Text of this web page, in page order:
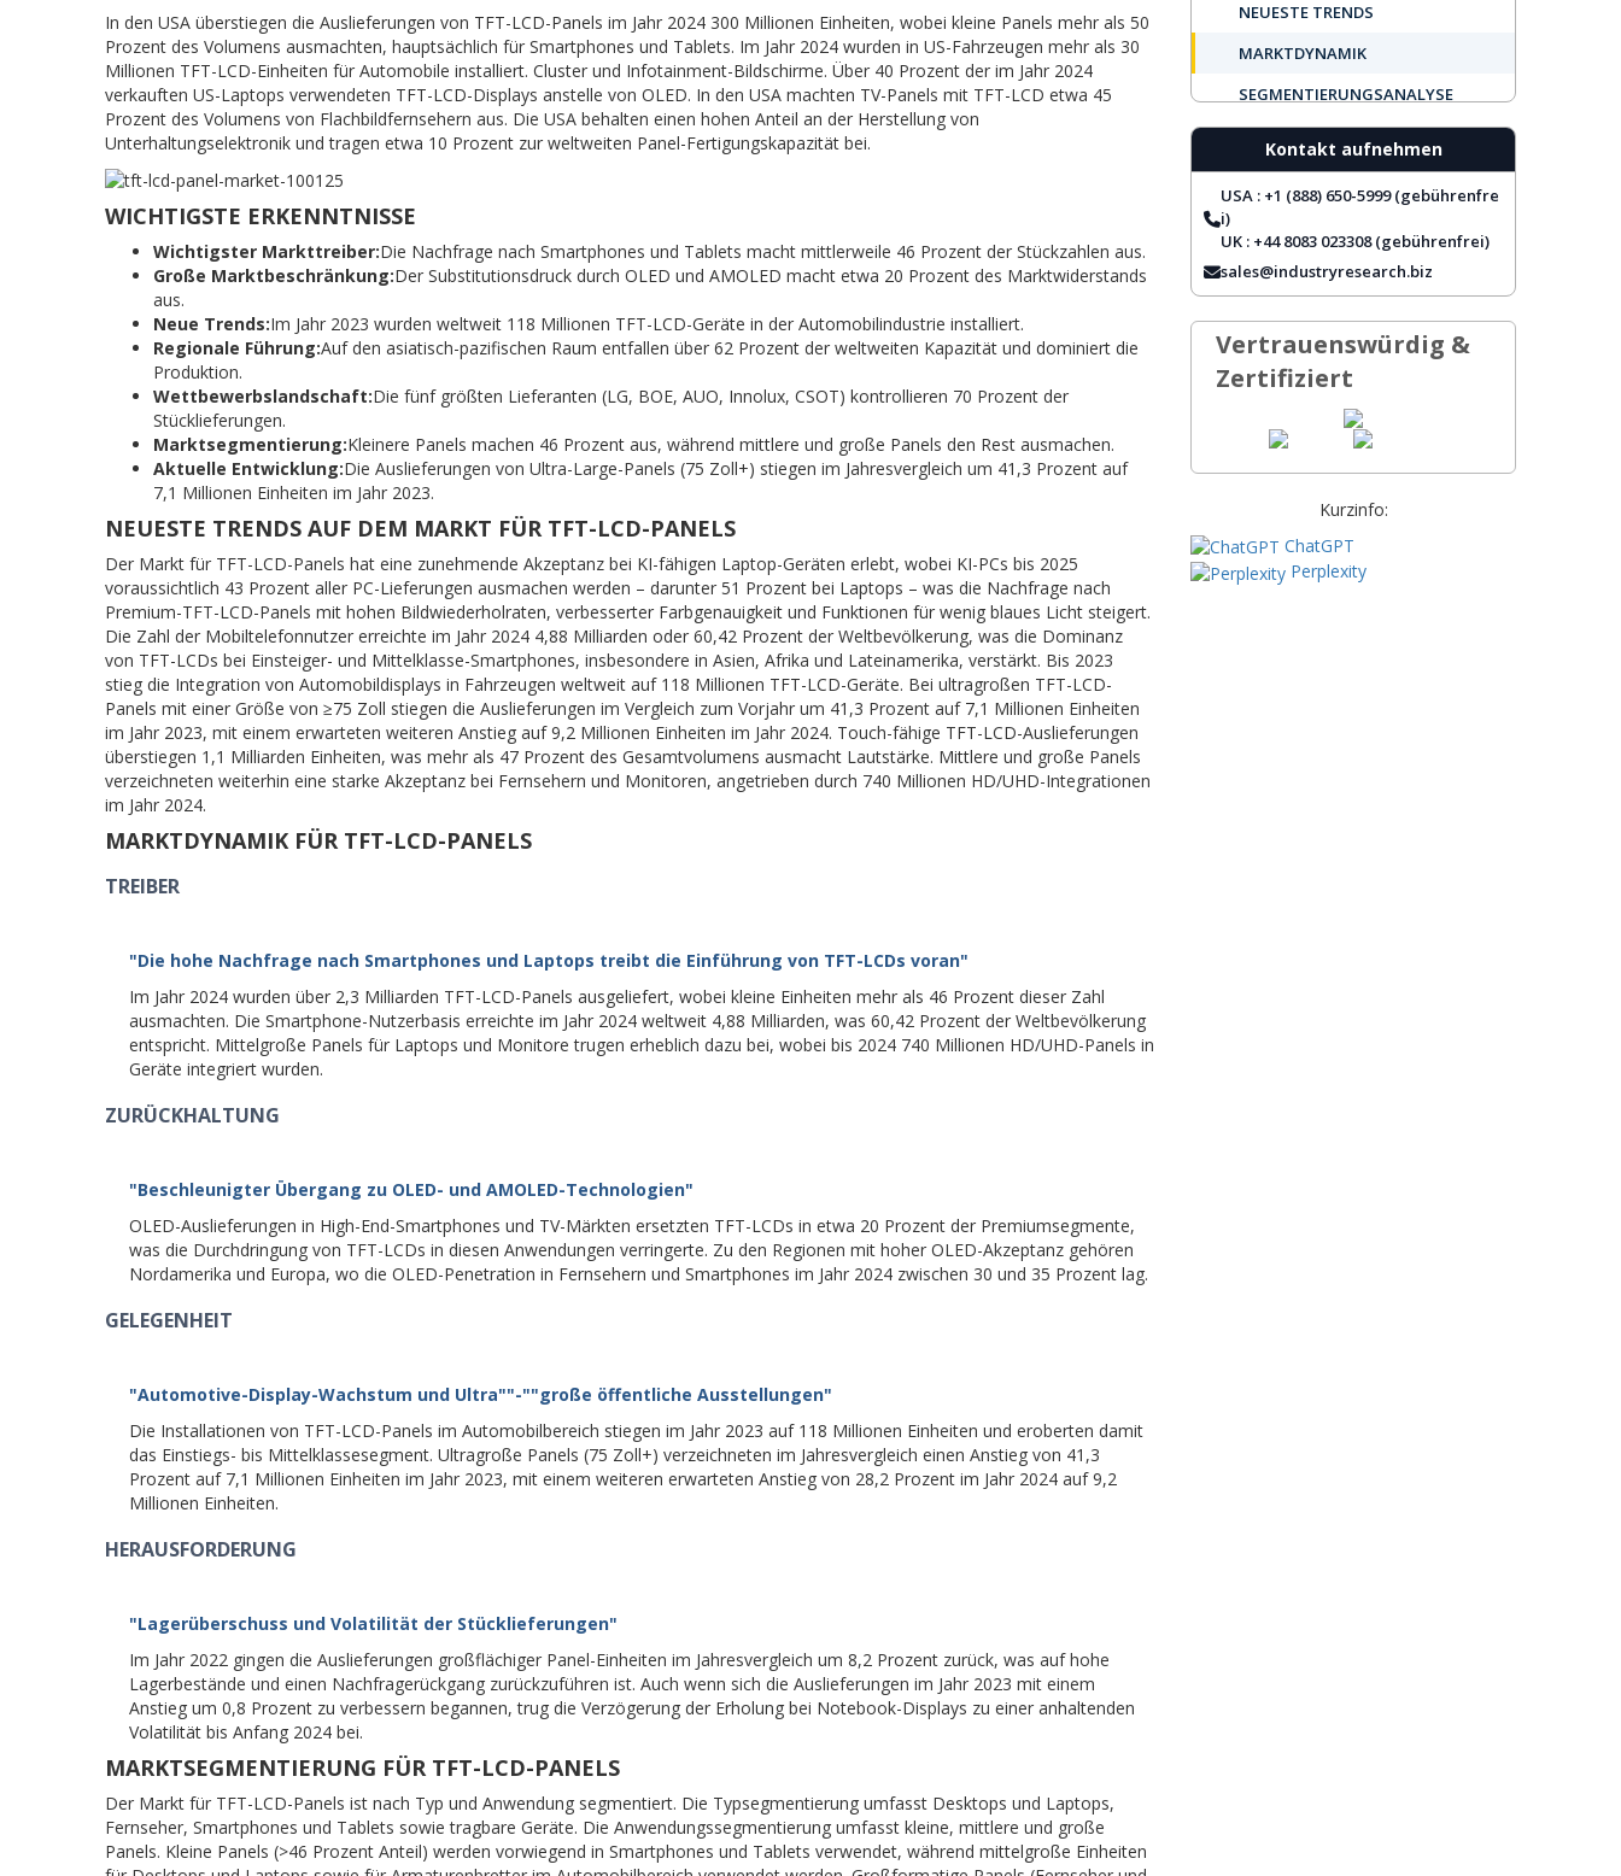
In den USA überstiegen die Auslieferungen von TFT-LCD-Panels im Jahr 2024 300 Millionen Einheiten, wobei kleine Panels mehr als 50
Prozent des Volumens ausmachten, hauptsächlich für Smartphones und Tablets. Im Jahr 2024 wurden in US-Fahrzeugen mehr als 30
Millionen TFT-LCD-Einheiten für Automobile installiert. Cluster und Infotainment-Bildschirme. Über 40 Prozent der im Jahr 2024
verkauften US-Laptops verwendeten TFT-LCD-Displays anstelle von OLED. In den USA machten TV-Panels mit TFT-LCD etwa 45
Prozent des Volumens von Flachbildfernsehern aus. Die USA behalten einen hohen Anteil an der Herstellung von
Unterhaltungselektronik und tragen etwa 10 Prozent zur weltweiten Panel-Fertigungskapazität bei.
WICHTIGSTE ERKENNTNISSE
Wichtigster Markttreiber:Die Nachfrage nach Smartphones und Tablets macht mittlerweile 46 Prozent der Stückzahlen aus.
Große Marktbeschränkung:Der Substitutionsdruck durch OLED und AMOLED macht etwa 20 Prozent des Marktwiderstands
aus.
Neue Trends:Im Jahr 2023 wurden weltweit 118 Millionen TFT-LCD-Geräte in der Automobilindustrie installiert.
Regionale Führung:Auf den asiatisch-pazifischen Raum entfallen über 62 Prozent der weltweiten Kapazität und dominiert die
Produktion.
Wettbewerbslandschaft:Die fünf größten Lieferanten (LG, BOE, AUO, Innolux, CSOT) kontrollieren 70 Prozent der
Stücklieferungen.
Marktsegmentierung:Kleinere Panels machen 46 Prozent aus, während mittlere und große Panels den Rest ausmachen.
Aktuelle Entwicklung:Die Auslieferungen von Ultra-Large-Panels (75 Zoll+) stiegen im Jahresvergleich um 41,3 Prozent auf
7,1 Millionen Einheiten im Jahr 2023.
NEUESTE TRENDS AUF DEM MARKT FÜR TFT-LCD-PANELS
Der Markt für TFT-LCD-Panels hat eine zunehmende Akzeptanz bei KI-fähigen Laptop-Geräten erlebt, wobei KI-PCs bis 2025
voraussichtlich 43 Prozent aller PC-Lieferungen ausmachen werden – darunter 51 Prozent bei Laptops – was die Nachfrage nach
Premium-TFT-LCD-Panels mit hohen Bildwiederholraten, verbesserter Farbgenauigkeit und Funktionen für wenig blaues Licht steigert.
Die Zahl der Mobiltelefonnutzer erreichte im Jahr 2024 4,88 Milliarden oder 60,42 Prozent der Weltbevölkerung, was die Dominanz
von TFT-LCDs bei Einsteiger- und Mittelklasse-Smartphones, insbesondere in Asien, Afrika und Lateinamerika, verstärkt. Bis 2023
stieg die Integration von Automobildisplays in Fahrzeugen weltweit auf 118 Millionen TFT-LCD-Geräte. Bei ultragroßen TFT-LCD-
Panels mit einer Größe von ≥75 Zoll stiegen die Auslieferungen im Vergleich zum Vorjahr um 41,3 Prozent auf 7,1 Millionen Einheiten
im Jahr 2023, mit einem erwarteten weiteren Anstieg auf 9,2 Millionen Einheiten im Jahr 2024. Touch-fähige TFT-LCD-Auslieferungen
überstiegen 1,1 Milliarden Einheiten, was mehr als 47 Prozent des Gesamtvolumens ausmacht Lautstärke. Mittlere und große Panels
verzeichneten weiterhin eine starke Akzeptanz bei Fernsehern und Monitoren, angetrieben durch 740 Millionen HD/UHD-Integrationen
im Jahr 2024.
MARKTDYNAMIK FÜR TFT-LCD-PANELS
TREIBER
"Die hohe Nachfrage nach Smartphones und Laptops treibt die Einführung von TFT-LCDs voran"
Im Jahr 2024 wurden über 2,3 Milliarden TFT-LCD-Panels ausgeliefert, wobei kleine Einheiten mehr als 46 Prozent dieser Zahl
ausmachten. Die Smartphone-Nutzerbasis erreichte im Jahr 2024 weltweit 4,88 Milliarden, was 60,42 Prozent der Weltbevölkerung
entspricht. Mittelgroße Panels für Laptops und Monitore trugen erheblich dazu bei, wobei bis 2024 740 Millionen HD/UHD-Panels in
Geräte integriert wurden.
ZURÜCKHALTUNG
"Beschleunigter Übergang zu OLED- und AMOLED-Technologien"
OLED-Auslieferungen in High-End-Smartphones und TV-Märkten ersetzten TFT-LCDs in etwa 20 Prozent der Premiumsegmente,
was die Durchdringung von TFT-LCDs in diesen Anwendungen verringerte. Zu den Regionen mit hoher OLED-Akzeptanz gehören
Nordamerika und Europa, wo die OLED-Penetration in Fernsehern und Smartphones im Jahr 2024 zwischen 30 und 35 Prozent lag.
GELEGENHEIT
"Automotive-Display-Wachstum und Ultra""-""große öffentliche Ausstellungen"
Die Installationen von TFT-LCD-Panels im Automobilbereich stiegen im Jahr 2023 auf 118 Millionen Einheiten und eroberten damit
das Einstiegs- bis Mittelklassesegment. Ultragroße Panels (75 Zoll+) verzeichneten im Jahresvergleich einen Anstieg von 41,3
Prozent auf 7,1 Millionen Einheiten im Jahr 2023, mit einem weiteren erwarteten Anstieg von 28,2 Prozent im Jahr 2024 auf 9,2
Millionen Einheiten.
HERAUSFORDERUNG
"Lagerüberschuss und Volatilität der Stücklieferungen"
Im Jahr 2022 gingen die Auslieferungen großflächiger Panel-Einheiten im Jahresvergleich um 8,2 Prozent zurück, was auf hohe
Lagerbestände und einen Nachfragerückgang zurückzuführen ist. Auch wenn sich die Auslieferungen im Jahr 2023 mit einem
Anstieg um 0,8 Prozent zu verbessern begannen, trug die Verzögerung der Erholung bei Notebook-Displays zu einer anhaltenden
Volatilität bis Anfang 2024 bei.
MARKTSEGMENTIERUNG FÜR TFT-LCD-PANELS
Der Markt für TFT-LCD-Panels ist nach Typ und Anwendung segmentiert. Die Typsegmentierung umfasst Desktops und Laptops,
Fernseher, Smartphones und Tablets sowie tragbare Geräte. Die Anwendungssegmentierung umfasst kleine, mittlere und große
Panels. Kleine Panels (>46 Prozent Anteil) werden vorwiegend in Smartphones und Tablets verwendet, während mittelgroße Einheiten
NEUESTE TRENDS
MARKTDYNAMIK
SEGMENTIERUNGSANALYSE
REGIONALER AUSBLICK
TOP UNTERNEHMEN
HÄUFIG GESTELLTE FRAGEN
Kontakt aufnehmen
USA : +1 (888) 650-5999 (gebührenfre
i)
UK : +44 8083 023308 (gebührenfrei)
sales@industryresearch.biz
Vertrauenswürdig &
Zertifiziert
Kurzinfo:
ChatGPT
Perplexity